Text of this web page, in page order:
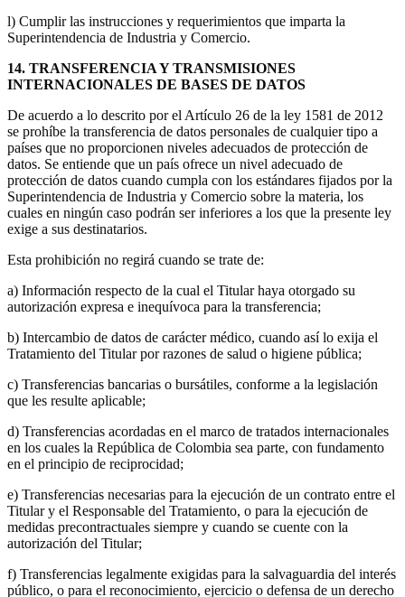
l) Cumplir las instrucciones y requerimientos que imparta la
Superintendencia de Industria y Comercio.
14. TRANSFERENCIA Y TRANSMISIONES
INTERNACIONALES DE BASES DE DATOS
De acuerdo a lo descrito por el Artículo 26 de la ley 1581 de 2012
se prohíbe la transferencia de datos personales de cualquier tipo a
países que no proporcionen niveles adecuados de protección de
datos. Se entiende que un país ofrece un nivel adecuado de
protección de datos cuando cumpla con los estándares fijados por la
Superintendencia de Industria y Comercio sobre la materia, los
cuales en ningún caso podrán ser inferiores a los que la presente ley
exige a sus destinatarios.
Esta prohibición no regirá cuando se trate de:
a) Información respecto de la cual el Titular haya otorgado su
autorización expresa e inequívoca para la transferencia;
b) Intercambio de datos de carácter médico, cuando así lo exija el
Tratamiento del Titular por razones de salud o higiene pública;
c) Transferencias bancarias o bursátiles, conforme a la legislación
que les resulte aplicable;
d) Transferencias acordadas en el marco de tratados internacionales
en los cuales la República de Colombia sea parte, con fundamento
en el principio de reciprocidad;
e) Transferencias necesarias para la ejecución de un contrato entre el
Titular y el Responsable del Tratamiento, o para la ejecución de
medidas precontractuales siempre y cuando se cuente con la
autorización del Titular;
f) Transferencias legalmente exigidas para la salvaguardia del interés
público, o para el reconocimiento, ejercicio o defensa de un derecho